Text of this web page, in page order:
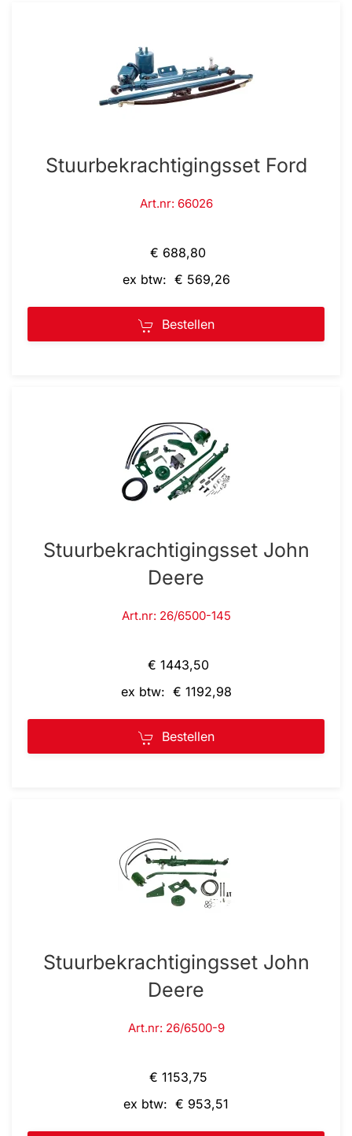
Stuurbekrachtigingsset Ford
Art.nr: 66026
€ 688,80
ex btw: € 569,26
Bestellen
Stuurbekrachtigingsset John
Deere
Art.nr: 26/6500-145
€ 1443,50
ex btw: € 1192,98
Bestellen
Stuurbekrachtigingsset John
Deere
Art.nr: 26/6500-9
€ 1153,75
ex btw: € 953,51